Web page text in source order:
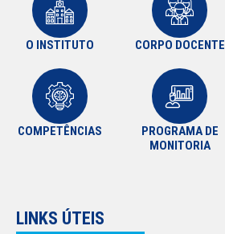
O INSTITUTO CORPO DOCENTE
COMPETÊNCIAS
PROGRAMA DE
MONITORIA
LINKS ÚTEIS